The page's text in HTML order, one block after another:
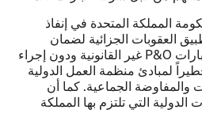
المملكة المتحدة في إنفاذ
العقوبات الجزائية لضمان
الامتثال عقب إقالة بحارة عبارات P&O غير القانونية ودون إجراء
لمبادئ منظمة العمل الدولية
والمفاوضة الجماعية. كما أن
التي تلتزم بها المملكة